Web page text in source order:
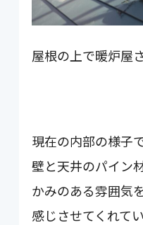
屋根の上で暖炉屋
現在の内部の様子で
壁と天井のパイン
かみのある雰囲気
感じさせてくれて